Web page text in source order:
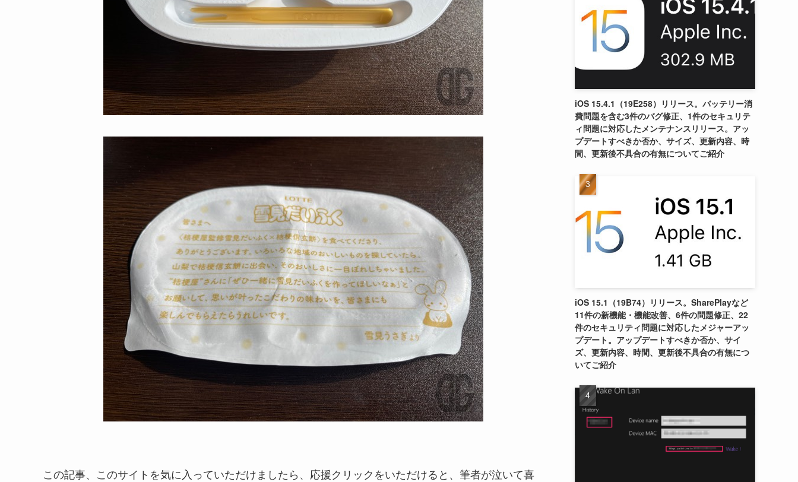
この記事、このサイトを気に入っていただけましたら、応援クリックをいただけると、筆者が泣いて喜
iOS 15.4.1（19E258）リリース。バッテリー消
費問題を含む3件のバグ修正、1件のセキュリテ
ィ問題に対応したメンテナンスリリース。アッ
プデートすべきか否か、サイズ、更新内容、時
間、更新後不具合の有無についてご紹介
iOS 15.1（19B74）リリース。SharePlayなど
11件の新機能・機能改善、6件の問題修正、22
件のセキュリティ問題に対応したメジャーアッ
プデート。アップデートすべきか否か、サイ
ズ、更新内容、時間、更新後不具合の有無につ
いてご紹介